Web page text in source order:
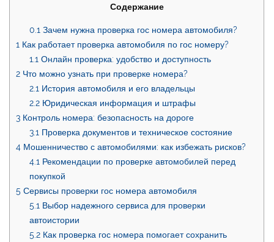
Содержание
0.1 Зачем нужна проверка гос номера автомобиля?
1 Как работает проверка автомобиля по гос номеру?
1.1 Онлайн проверка: удобство и доступность
2 Что можно узнать при проверке номера?
2.1 История автомобиля и его владельцы
2.2Юридическая информация и штрафы
3 Контроль номера: безопасность на дороге
3.1 Проверка документов и техническое состояние
4 Мошенничество с автомобилями: как избежать рисков?
4.1 Рекомендации по проверке автомобилей перед
покупкой
5 Сервисы проверки гос номера автомобиля
5.1 Выбор надежного сервиса для проверки
автоистории
5.2Как проверка гос номера помогает сохранить